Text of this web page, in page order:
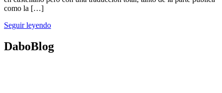
como la […]
Seguir leyendo
DaboBlog